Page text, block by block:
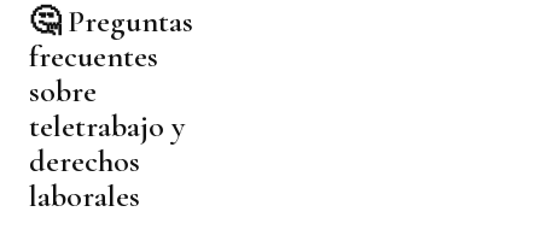
🤔 Preguntas
frecuentes
sobre
teletrabajo y
derechos
laborales